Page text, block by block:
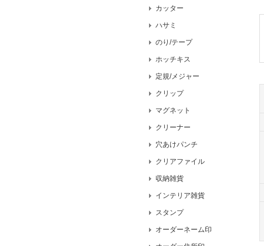
カッター
ハサミ
のり/テープ
ホッチキス
定規/メジャー
クリップ
マグネット
クリーナー
穴あけパンチ
クリアファイル
収納雑貨
インテリア雑貨
スタンプ
オーダーネーム印